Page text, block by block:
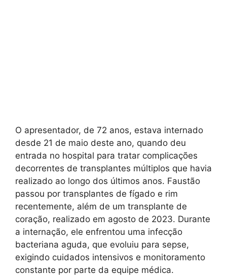
O apresentador, de 72 anos, estava internado
desde 21 de maio deste ano, quando deu
entrada no hospital para tratar complicações
decorrentes de transplantes múltiplos que havia
realizado ao longo dos últimos anos. Faustão
passou por transplantes de fígado e rim
recentemente, além de um transplante de
coração, realizado em agosto de 2023. Durante
a internação, ele enfrentou uma infecção
bacteriana aguda, que evoluiu para sepse,
exigindo cuidados intensivos e monitoramento
constante por parte da equipe médica.